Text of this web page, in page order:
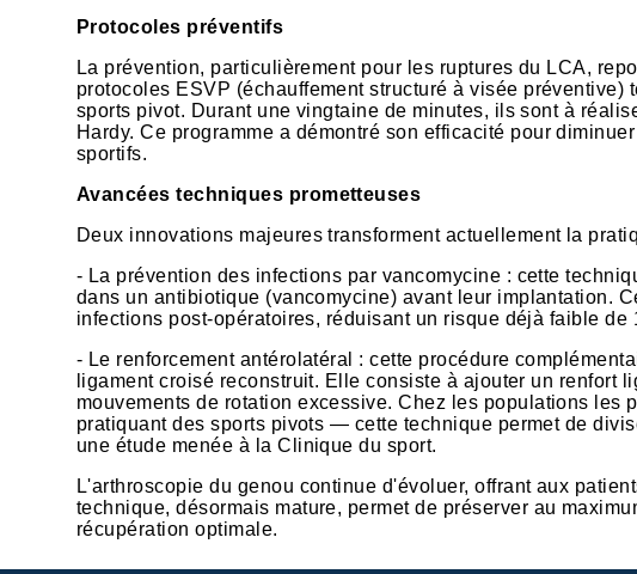
Protocoles préventifs
La prévention, particulièrement pour les ruptures du LCA,
protocoles ESVP (échauffement structuré à visée
sports pivot. Durant une vingtaine de minutes, ils sont à
Hardy. Ce programme a démontré son efficacité pour
sportifs.
Avancées techniques prometteuses
Deux innovations majeures transforment actuellement la
- La prévention des infections par vancomycine : cette
dans un antibiotique (vancomycine) avant leur implantation.
infections post-opératoires, réduisant un risque déjà faible de
- Le renforcement antérolatéral : cette procédure
ligament croisé reconstruit. Elle consiste à ajouter un renfort
mouvements de rotation excessive. Chez les populations
pratiquant des sports pivots — cette technique permet de
une étude menée à la Clinique du sport.
L'arthroscopie du genou continue d'évoluer, offrant aux
technique, désormais mature, permet de préserver au
récupération optimale.